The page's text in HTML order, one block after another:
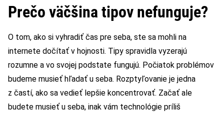
Prečo väčšina tipov nefunguje?
O tom, ako si vyhradiť čas pre seba, ste sa mohli na
internete dočítať v hojnosti. Tipy spravidla vyzerajú
rozumne a vo svojej podstate fungujú. Počiatok problémov
budeme musieť hľadať u seba. Rozptyľovanie je jedna
z častí, ako sa vedieť lepšie koncentrovať. Začať ale
budete musieť u seba, inak vám technológie príliš